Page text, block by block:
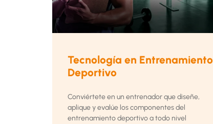
Tecnología en Entrenamiento
Deportivo
Conviértete en un entrenador que diseñe,
aplique y evalúe los componentes del
entrenamiento deportivo a todo nivel